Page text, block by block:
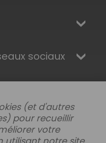
sociaux
(et d'autres
pour recueillir
votre